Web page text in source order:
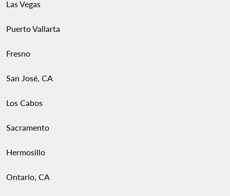
Las Vegas
Puerto Vallarta
Fresno
San José, CA
Los Cabos
Sacramento
Hermosillo
Ontario, CA